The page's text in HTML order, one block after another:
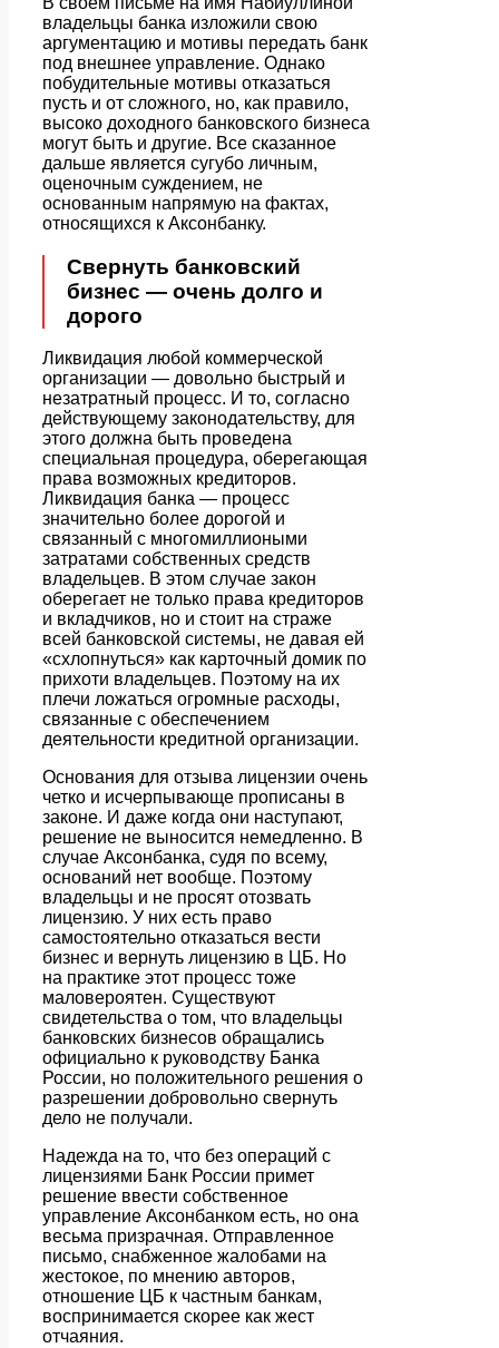
владельцы банка изложили свою
аргументацию и мотивы передать банк
под внешнее управление. Однако
побудительные мотивы отказаться
пусть и от сложного, но, как правило,
высоко доходного банковского бизнеса
могут быть и другие. Все сказанное
дальше является сугубо личным,
оценочным суждением, не
основанным напрямую на фактах,
относящихся к Аксонбанку.
Свернуть банковский
бизнес — очень долго и
дорого
Ликвидация любой коммерческой
организации — довольно быстрый и
незатратный процесс. И то, согласно
действующему законодательству, для
этого должна быть проведена
специальная процедура, оберегающая
права возможных кредиторов.
Ликвидация банка — процесс
значительно более дорогой и
связанный с многомиллиоными
затратами собственных средств
владельцев. В этом случае закон
оберегает не только права кредиторов
и вкладчиков, но и стоит на страже
всей банковской системы, не давая ей
«схлопнуться» как карточный домик по
прихоти владельцев. Поэтому на их
плечи ложаться огромные расходы,
связанные с обеспечением
деятельности кредитной организации.
Основания для отзыва лицензии очень
четко и исчерпывающе прописаны в
законе. И даже когда они наступают,
решение не выносится немедленно. В
случае Аксонбанка, судя по всему,
оснований нет вообще. Поэтому
владельцы и не просят отозвать
лицензию. У них есть право
самостоятельно отказаться вести
бизнес и вернуть лицензию в ЦБ. Но
на практике этот процесс тоже
маловероятен. Существуют
свидетельства о том, что владельцы
банковских бизнесов обращались
официально к руководству Банка
России, но положительного решения о
разрешении добровольно свернуть
дело не получали.
Надежда на то, что без операций с
лицензиями Банк России примет
решение ввести собственное
управление Аксонбанком есть, но она
весьма призрачная. Отправленное
письмо, снабженное жалобами на
жестокое, по мнению авторов,
отношение ЦБ к частным банкам,
воспринимается скорее как жест
отчаяния.